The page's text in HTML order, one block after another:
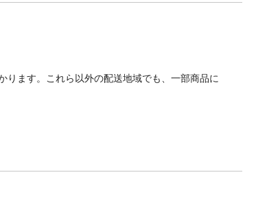
ます。これら以外の配送地域でも、一部商品に